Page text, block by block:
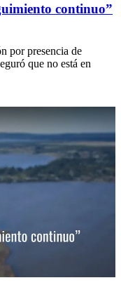
continuo”
por presencia de
que no está en